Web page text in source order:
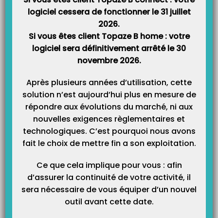
Catégorieslogiciel cessera de fonctionner le 31 juillet
2026.
Si vous êtes client Topaze B home : votre
logiciel sera définitivement arrêté le 30
novembre 2026.
Après plusieurs années d’utilisation, cette
solution n’est aujourd’hui plus en mesure de
répondre aux évolutions du marché, ni aux
nouvelles exigences règlementaires et
technologiques. C’est pourquoi nous avons
fait le choix de mettre fin a son exploitation.
Ce que cela implique pour vous : afin
d’assurer la continuité de votre activité, il
sera nécessaire de vous équiper d’un nouvel
outil avant cette date.